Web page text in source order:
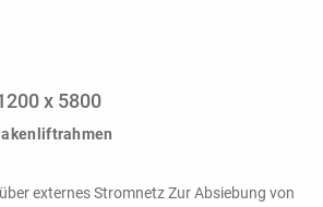
x 5800
externes Stromnetz Zur Absiebung von